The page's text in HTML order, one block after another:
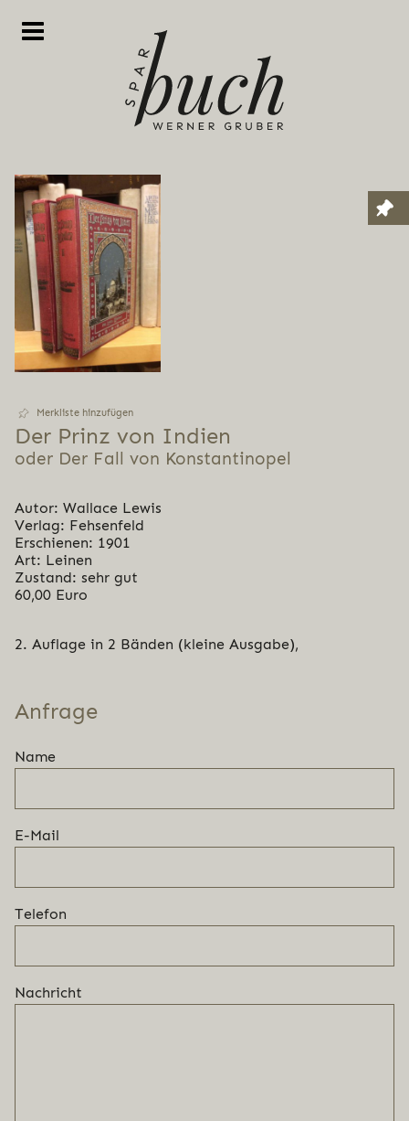
Merkliste hinzufügen
Der Prinz von Indien
oder Der Fall von Konstantinopel
Autor: Wallace Lewis
Verlag: Fehsenfeld
Erschienen: 1901
Art: Leinen
Zustand: sehr gut
60,00 Euro
2. Auflage in 2 Bänden (kleine Ausgabe),
Anfrage
Name
E-Mail
Telefon
Nachricht